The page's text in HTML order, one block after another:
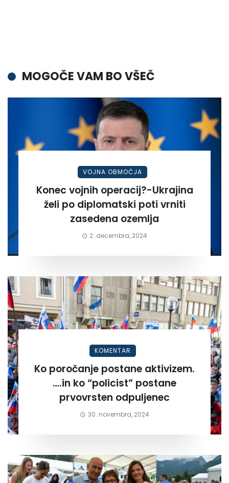
MOGOČE VAM BO VŠEČ
VOJNA OBMOČJA
Konec vojnih operacij?-Ukrajina
želi po diplomatski poti vrniti
zasedena ozemlja
2. decembra, 2024
KOMENTAR
Ko poročanje postane aktivizem.
….in ko “policist” postane
prvovrsten odpuljenec
30. novembra, 2024